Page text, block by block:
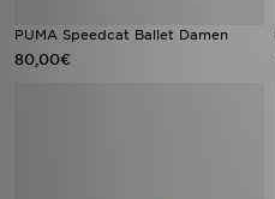
PUMA Speedcat Ballet Damen
80,00€